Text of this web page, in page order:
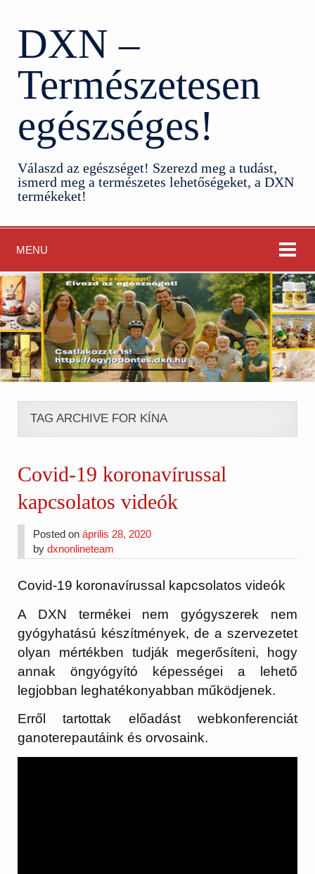
DXN –
Természetesen
egészséges!
Válaszd az egészséget! Szerezd meg a tudást,
ismerd meg a természetes lehetőségeket, a DXN
termékeket!
MENU
TAG ARCHIVE FOR KÍNA
Covid-19 koronavírussal
kapcsolatos videók
Posted onáprilis 28, 2020
bydxnonlineteam
Covid-19 koronavírussal kapcsolatos videók
A DXN termékei nem gyógyszerek nem
gyógyhatású készítmények, de a szervezetet
olyan mértékben tudják megerősíteni, hogy
annak öngyógyító képességei a lehető
legjobban leghatékonyabban működjenek.
Erről tartottak előadást webkonferenciát
ganoterepautáink és orvosaink.